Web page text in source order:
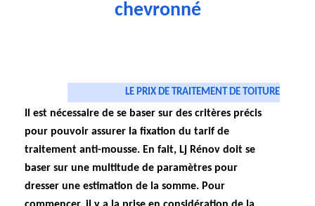
chevronné
LE PRIX DE TRAITEMENT DE TOITURE
Il est nécessaire de se baser sur des critères précis
pour pouvoir assurer la fixation du tarif de
traitement anti-mousse. En fait, Lj Rénov doit se
baser sur une multitude de paramètres pour
dresser une estimation de la somme. Pour